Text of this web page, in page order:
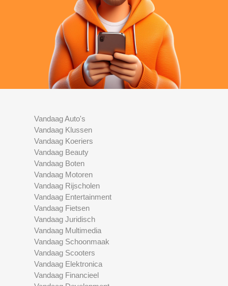
Vandaag Auto's
Vandaag Klussen
Vandaag Koeriers
Vandaag Beauty
Vandaag Boten
Vandaag Motoren
Vandaag Rijscholen
Vandaag Entertainment
Vandaag Fietsen
Vandaag Juridisch
Vandaag Multimedia
Vandaag Schoonmaak
Vandaag Scooters
Vandaag Elektronica
Vandaag Financieel